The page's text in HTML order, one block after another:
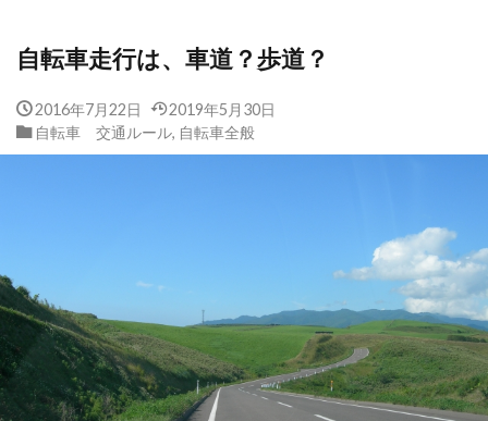
自転車走行は、車道？歩道？
2016年7月22日
2019年5月30日
自転車 交通ルール, 自転車全般